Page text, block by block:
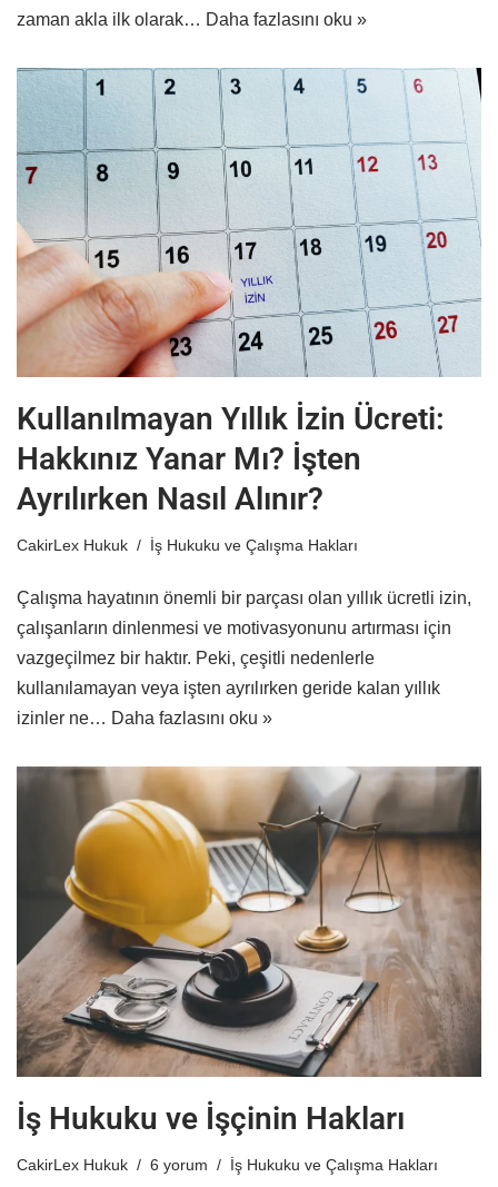
zaman akla ilk olarak… Daha fazlasını oku »
Kullanılmayan Yıllık İzin Ücreti:
Hakkınız Yanar Mı? İşten
Ayrılırken Nasıl Alınır?
CakirLex Hukuk İş Hukuku ve Çalışma Hakları
Çalışma hayatının önemli bir parçası olan yıllık ücretli izin,
çalışanların dinlenmesi ve motivasyonunu artırması için
vazgeçilmez bir haktır. Peki, çeşitli nedenlerle
kullanılamayan veya işten ayrılırken geride kalan yıllık
izinler ne… Daha fazlasını oku »
İş Hukuku ve İşçinin Hakları
CakirLex Hukuk 6 yorum İş Hukuku ve Çalışma Hakları